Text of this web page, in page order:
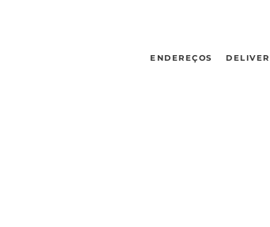
ENDEREÇOS